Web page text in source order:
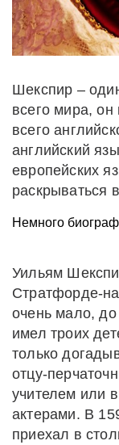
Шекспир –
всего мира,
всего
английский
европейских
раскрываться
Немного
Уильям
Стратфорде-
очень мало,
имел троих
только
отцу-
учителем или
актерами. В
приехал в